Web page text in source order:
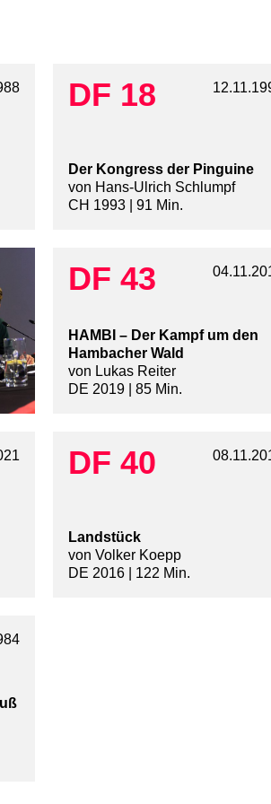
DF 18
Der Kongress der Pinguine
von Hans-Ulrich Schlumpf
CH 1993 | 91 Min.
DF 43
HAMBI – Der Kampf um den
Hambacher Wald
von Lukas Reiter
DE 2019 | 85 Min.
DF 40
Landstück
von Volker Koepp
DE 2016 | 122 Min.